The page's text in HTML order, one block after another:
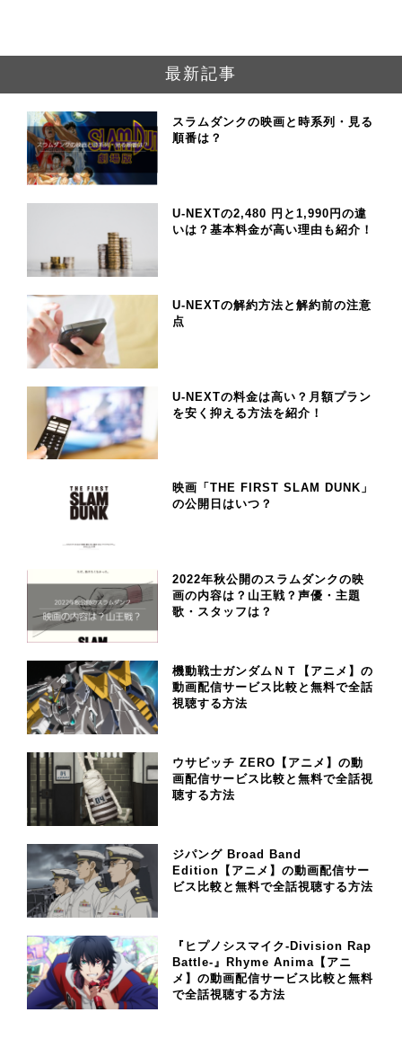
最新記事
スラムダンクの映画と時系列・見る
順番は？
U-NEXTの2,480 円と1,990円の違
いは？基本料金が高い理由も紹介！
U-NEXTの解約方法と解約前の注意
点
U-NEXTの料金は高い？月額プラン
を安く抑える方法を紹介！
映画「THE FIRST SLAM DUNK」
の公開日はいつ？
2022年秋公開のスラムダンクの映
画の内容は？山王戦？声優・主題
歌・スタッフは？
機動戦士ガンダムＮＴ【アニメ】の
動画配信サービス比較と無料で全話
視聴する方法
ウサビッチ ZERO【アニメ】の動
画配信サービス比較と無料で全話視
聴する方法
ジパング Broad Band
Edition【アニメ】の動画配信サー
ビス比較と無料で全話視聴する方法
『ヒプノシスマイク-Division Rap
Battle-』Rhyme Anima【アニ
メ】の動画配信サービス比較と無料
で全話視聴する方法